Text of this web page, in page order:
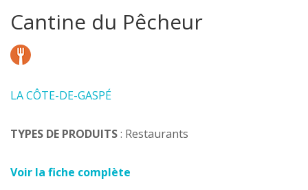
Cantine du Pêcheur
LA CÔTE-DE-GASPÉ
TYPES DE PRODUITS: Restaurants
Voir la fiche complète